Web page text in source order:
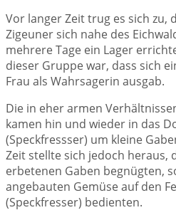
Vor langer Zeit trug es sich zu,
Zigeuner sich nahe des
mehrere Tage ein Lager
dieser Gruppe war, dass sich
Frau als Wahrsagerin ausgab.
Die in eher armen
kamen hin und wieder in das
(Speckfressser) um kleine
Zeit stellte sich jedoch heraus,
erbetenen Gaben begnügten,
angebauten Gemüse auf den
(Speckfresser) bedienten.